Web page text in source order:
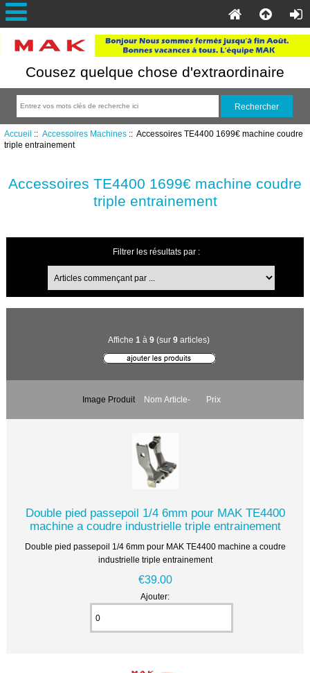
Cousez quelque chose d'extraordinaire
Accueil :: Accessoires Machines:: Accessoires TE4400 1699€ machine coudre
triple entrainement
Accessoires TE4400 1699€ machine coudre
triple entrainement
Filtrer les résultats par :
Affiche 1 à 9(sur 9articles)
Image Produit Nom Article- Prix
Double pied passepoil 1/4 6mm pour MAK TE4400
machine a coudre industrielle triple entrainement
Double pied passepoil 1/4 6mm pour MAK TE4400 machine a coudre
industrielle triple entrainement
€39.00
Ajouter: